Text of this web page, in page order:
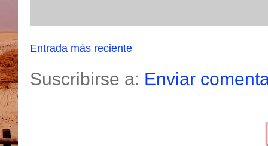
Entrada más reciente
Suscribirse a: Enviar